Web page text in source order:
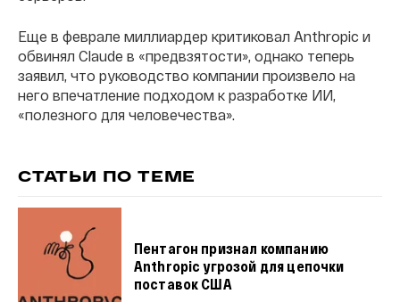
Еще в феврале миллиардер критиковал Anthropic и
обвинял Claude в «предвзятости», однако теперь
заявил, что руководство компании произвело на
него впечатление подходом к разработке ИИ,
«полезного для человечества».
СТАТЬИ ПО ТЕМЕ
Пентагон признал компанию
Anthropic угрозой для цепочки
поставок США